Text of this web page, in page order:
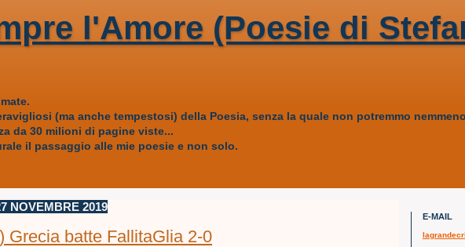
l'Amore (Poesie di
(ma anche tempestosi) della Poesia, senza la quale non potremmo
da 30 milioni di pagine viste...
il passaggio alle mie poesie e non solo.
NOVEMBRE 2019
Grecia batte FallitaGlia 2-0
E-MAIL